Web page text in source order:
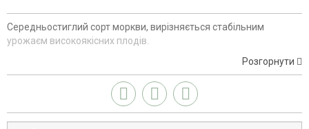
Середньостиглий сорт моркви, вирізняється стабільним
урожаєм високоякісних плодів.
Розгорнути